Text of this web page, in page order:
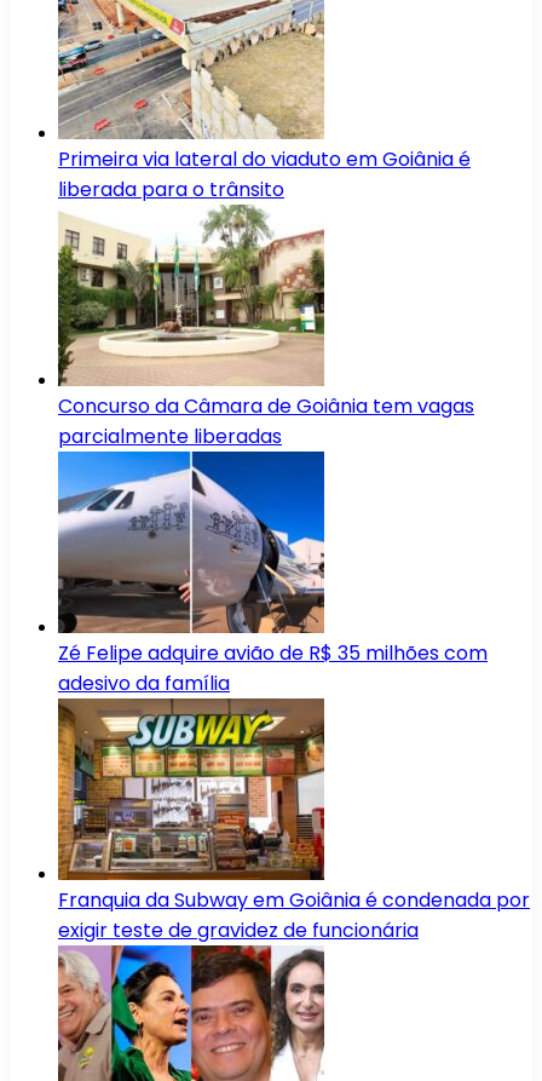
Primeira via lateral do viaduto em Goiânia é
liberada para o trânsito
Concurso da Câmara de Goiânia tem vagas
parcialmente liberadas
Zé Felipe adquire avião de R$ 35 milhões com
adesivo da família
Franquia da Subway em Goiânia é condenada por
exigir teste de gravidez de funcionária